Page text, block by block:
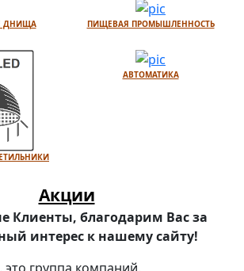
ДНИЩА ПИЩЕВАЯ ПРОМЫШЛЕННОСТЬ
АВТОМАТИКА
Акции
Клиенты, благодарим Вас за
интерес к нашему сайту!